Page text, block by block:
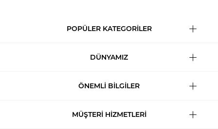
POPÜLER KATEGORİLER
DÜNYAMIZ
ÖNEMLİ BİLGİLER
MÜŞTERİ HİZMETLERİ